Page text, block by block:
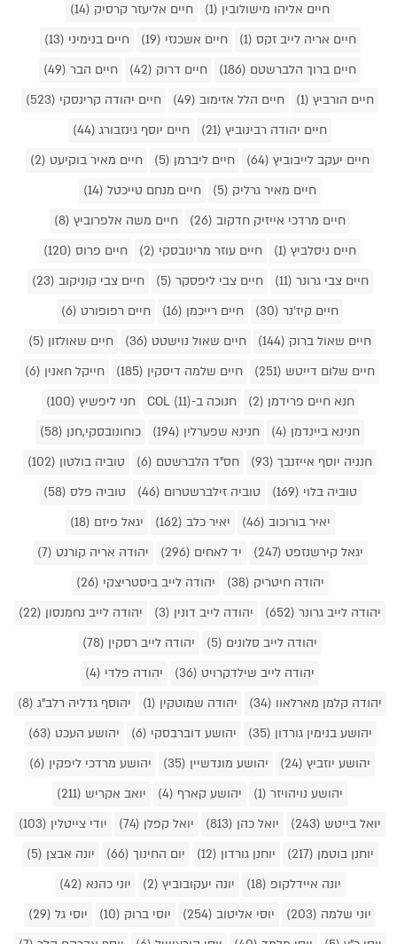
חיים אליהו מישולובין (1)
חיים אליעזר קרסיק (14)
חיים אריה לייב זקס (1)
חיים אשכנזי (19)
חיים בנימיני (13)
חיים ברוך הלברשטם (186)
חיים דרוק (42)
חיים הבר (49)
חיים הורביץ (1)
חיים הלל אזימוב (49)
חיים יהודה קרינסקי (523)
חיים יהודה רבינוביץ (21)
חיים יוסף גינזבורג (44)
חיים יעקב לייבוביץ (64)
חיים ליברמן (5)
חיים מאיר בוקיעט (2)
חיים מאיר גרליק (5)
חיים מנחם טייכטל (14)
חיים מרדכי אייזיק חדקוב (26)
חיים משה אלפרוביץ (8)
חיים ניסלביץ (1)
חיים עוזר מרינובסקי (2)
חיים פרוס (120)
חיים צבי גרונר (11)
חיים צבי ליפסקר (5)
חיים צבי קוניקוב (23)
חיים קיז'נר (30)
חיים רייכמן (16)
חיים רפופורט (6)
חיים שאול ברוק (144)
חיים שאול נוישטט (36)
חיים שאולזון (5)
חיים שלום דייטש (251)
חיים שלמה דיסקין (185)
חייקל חאנין (6)
חנא חיים פרידמן (2)
חנוכה ב-COL (11)
חני ליפשיץ (100)
חנינא ביינדמן (4)
חנינא שפערלין (194)
כוחונובסקי,חנן (58)
חנניה יוסף אייזנבך (93)
חס"ד הלברשטם (6)
טוביה בולטון (102)
טוביה בלוי (169)
טוביה זילברשטרום (46)
טוביה פלס (58)
יאיר בורוכוב (46)
יאיר כלב (162)
יגאל פיזם (18)
יגאל קירשנזפט (247)
יד לאחים (296)
יהודה אריה קורנט (7)
יהודה חיטריק (38)
יהודה לייב ביסטריצקי (26)
יהודה לייב גרונר (652)
יהודה לייב דונין (3)
יהודה לייב נחמנסון (22)
יהודה לייב סלונים (5)
יהודה לייב רסקין (78)
יהודה לייב שילדקרויט (36)
יהודה פלדי (4)
יהודה קלמן מארלאוו (34)
יהודה שמוטקין (1)
יהוסף גדליה רלב"ג (8)
יהושע בנימין גורדון (35)
יהושע דוברבסקי (6)
יהושע העכט (63)
יהושע יוזביץ (24)
יהושע מונדשיין (35)
יהושע מרדכי ליפקין (6)
יהושע נויהויזר (1)
יהושע קארף (4)
יואב אקריש (211)
יואל בייטש (243)
יואל כהן (813) יואל קפלן (74)
יודי צייטלין (103)
יוחנן בוטמן (217)
יוחנן גורדון (12) יום החינוך (66)
יונה אבצן (5)
יונה איידלקופ (18)
יונה יעקובוביץ (2)
יוני כהנא (42)
יוני שלמה (203)
יוסי אליטוב (254) יוסי ברוק (10)
יוסי גל (29)